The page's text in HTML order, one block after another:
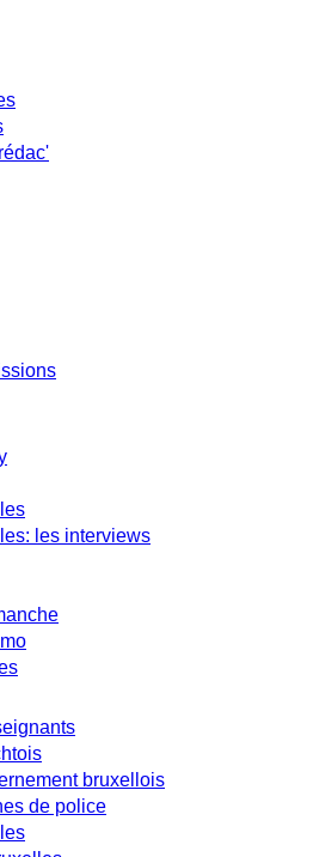
les interviews
bruxellois
de police